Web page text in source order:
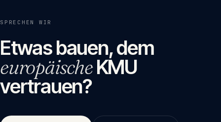
SPRECHEN WIR
Etwas bauen, dem
europäischeKMU
vertrauen?